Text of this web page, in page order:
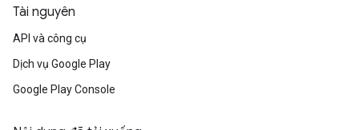
Tài nguyên
API và công cụ
Dịch vụ Google Play
Google Play Console